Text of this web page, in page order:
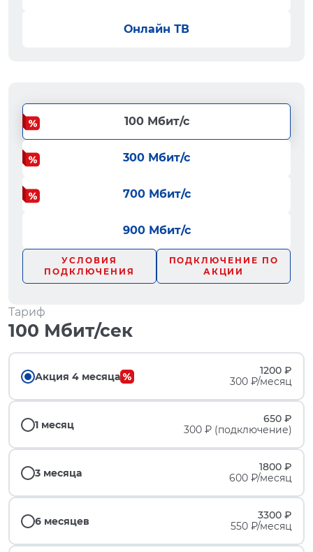
Онлайн ТВ
100 Мбит/с
300 Мбит/с
700 Мбит/с
900 Мбит/с
УСЛОВИЯ
ПОДКЛЮЧЕНИЯ
ПОДКЛЮЧЕНИЕ ПО
АКЦИИ
Тариф
100 Мбит/сек
Акция 4 месяца
1200 ₽
300 ₽/месяц
1 месяц
650 ₽
300 ₽ (подключение)
3 месяца
1800 ₽
600 ₽/месяц
6 месяцев
3300 ₽
550 ₽/месяц